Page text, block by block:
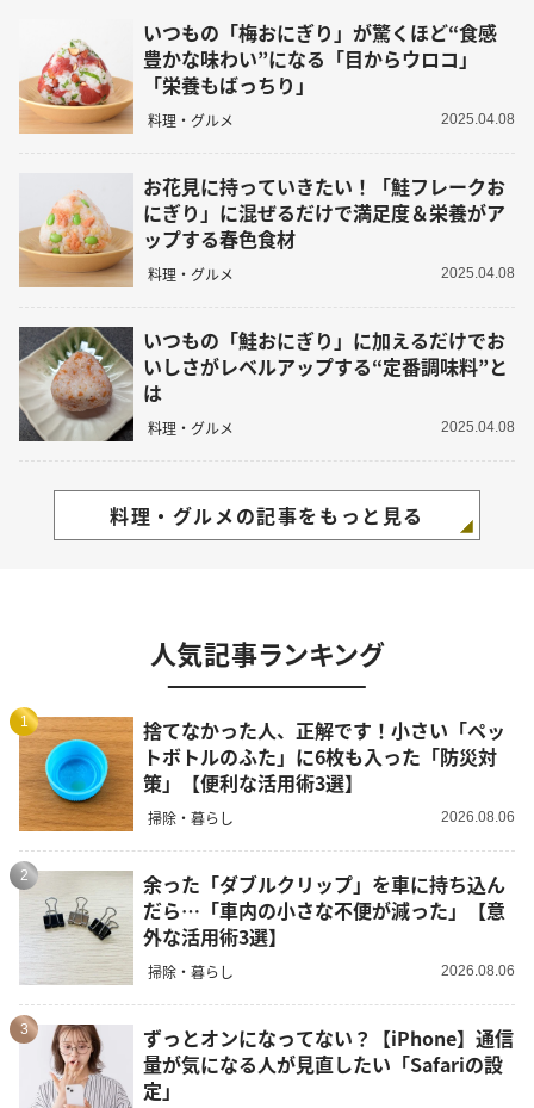
いつもの「梅おにぎり」が驚くほど“食感
豊かな味わい”になる「目からウロコ」
「栄養もばっちり」
料理・グルメ 2025.04.08
お花見に持っていきたい！「鮭フレークお
にぎり」に混ぜるだけで満足度＆栄養がア
ップする春色食材
料理・グルメ 2025.04.08
いつもの「鮭おにぎり」に加えるだけでお
いしさがレベルアップする“定番調味料”と
は
料理・グルメ 2025.04.08
料理・グルメの記事をもっと見る
人気記事ランキング
1
捨てなかった人、正解です！小さい「ペッ
トボトルのふた」に6枚も入った「防災対
策」【便利な活用術3選】
掃除・暮らし 2026.08.06
2
余った「ダブルクリップ」を車に持ち込ん
だら…「車内の小さな不便が減った」【意
外な活用術3選】
掃除・暮らし 2026.08.06
3
ずっとオンになってない？【iPhone】通信
量が気になる人が見直したい「Safariの設
定」